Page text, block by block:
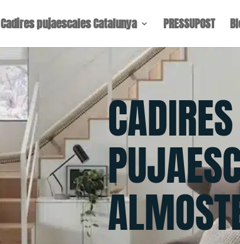
Cadires pujaescales Catalunya PRESSUPOST
CADIRES